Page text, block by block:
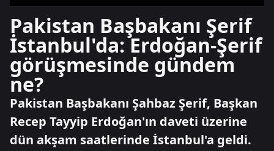
Pakistan Başbakanı Şerif
İstanbul'da: Erdoğan-Şerif
görüşmesinde gündem
ne?
Pakistan Başbakanı Şahbaz Şerif, Başkan
Recep Tayyip Erdoğan'ın daveti üzerine
dün akşam saatlerinde İstanbul'a geldi.